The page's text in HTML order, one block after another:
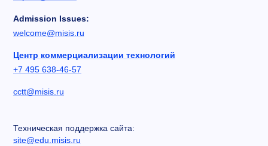
Admission Issues:
welcome@misis.ru
Центр коммерциализации технологий
+7 495 638-46-57
cctt@misis.ru
Техническая поддержка сайта:
site@edu.misis.ru